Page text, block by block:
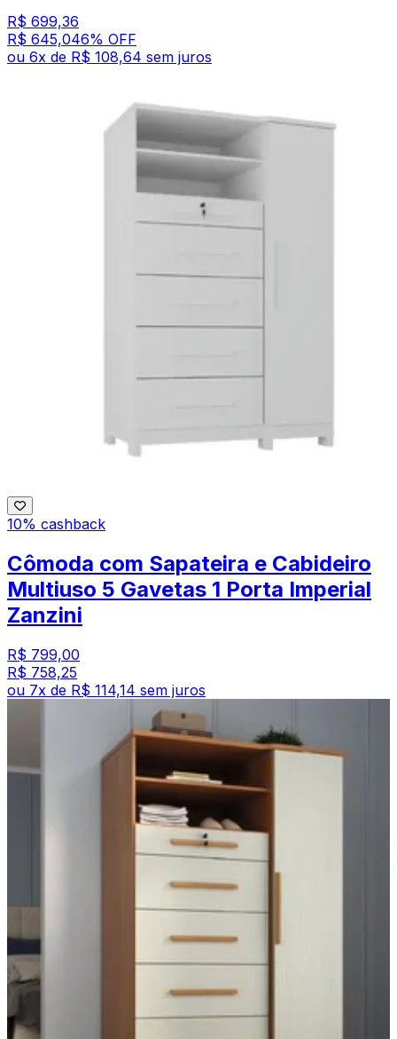
R$ 699,36
R$ 645,046% OFF
ou 6x de R$ 108,64 sem juros
10% cashback
Cômoda com Sapateira e Cabideiro
Multiuso 5 Gavetas 1 Porta Imperial
Zanzini
R$ 799,00
R$ 758,25
ou 7x de R$ 114,14 sem juros